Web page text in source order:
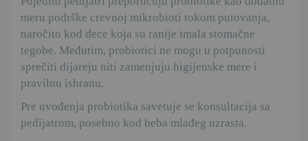
meru podrške crevnoj mikrobioti tokom putovanja,
naročito kod dece koja su ranije imala stomačne
tegobe. Međutim, probiotici ne mogu u potpunosti
sprečiti dijareju niti zamenjuju higijenske mere i
pravilnu ishranu.
Pre uvođenja probiotika savetuje se konsultacija sa
pedijatrom, posebno kod beba mlađeg uzrasta.